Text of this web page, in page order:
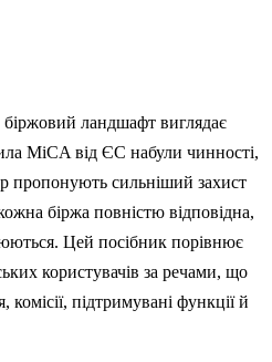
ландшафт виглядає
MiCA від ЄС набули чинності,
пропонують сильніший захист
біржа повністю відповідна,
Цей посібник порівнює
користувачів за речами, що
підтримувані функції й